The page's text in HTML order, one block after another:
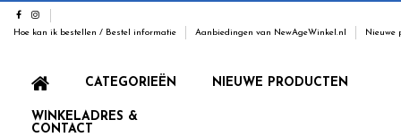
Hoe kan ik bestellen / Bestel informatie Aanbiedingen van NewAgeWinkel.nl Nieuwe
CATEGORIEËN NIEUWE PRODUCTEN
WINKELADRES &
CONTACT